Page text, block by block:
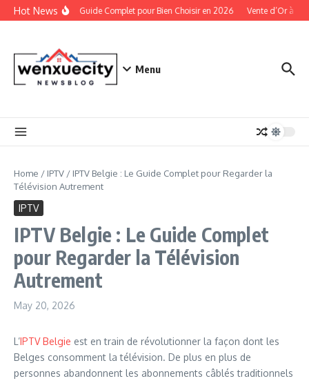
Skip to content
Hot NewsCasino : Guide Complet pour Bien Choisir en 2026 Vente d’Or à
Menu
Home / IPTV / IPTV Belgie : Le Guide Complet pour Regarder la
Télévision Autrement
IPTV
IPTV Belgie : Le Guide Complet
pour Regarder la Télévision
Autrement
May 20, 2026
L’IPTV Belgie est en train de révolutionner la façon dont les
Belges consomment la télévision. De plus en plus de
personnes abandonnent les abonnements câblés traditionnels